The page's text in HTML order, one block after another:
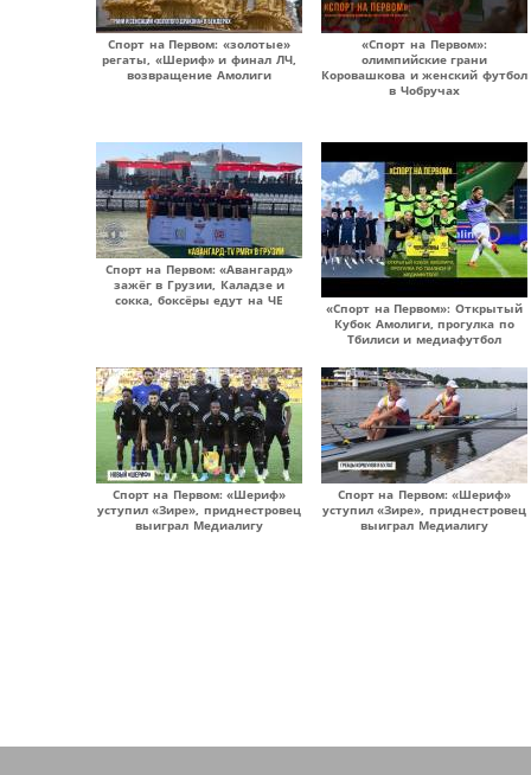
Спорт на Первом: «золотые»
регаты, «Шериф» и финал ЛЧ,
возвращение Амолиги
«Спорт на Первом»:
олимпийские грани
Коровашкова и женский футбол
в Чобручах
Спорт на Первом: «Авангард»
зажёг в Грузии, Каладзе и
сокка, боксёры едут на ЧЕ
«Спорт на Первом»: Открытый
Кубок Амолиги, прогулка по
Тбилиси и медиафутбол
Спорт на Первом: «Шериф»
уступил «Зире», приднестровец
выиграл Медиалигу
Спорт на Первом: «Шериф»
уступил «Зире», приднестровец
выиграл Медиалигу